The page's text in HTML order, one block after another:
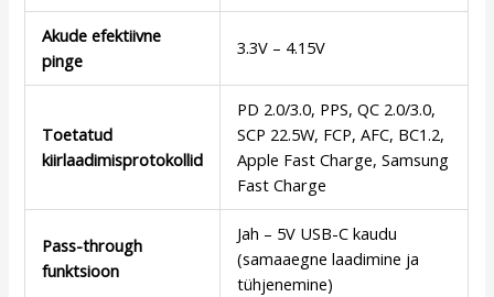
Akude efektiivne
pinge
3.3V – 4.15V
Toetatud
kiirlaadimisprotokollid
PD 2.0/3.0, PPS, QC 2.0/3.0,
SCP 22.5W, FCP, AFC, BC1.2,
Apple Fast Charge, Samsung
Fast Charge
Pass-through
funktsioon
Jah – 5V USB-C kaudu
(samaaegne laadimine ja
tühjenemine)